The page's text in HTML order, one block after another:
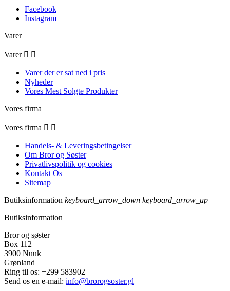
Facebook
Instagram
Varer
Varer  
Varer der er sat ned i pris
Nyheder
Vores Mest Solgte Produkter
Vores firma
Vores firma  
Handels- & Leveringsbetingelser
Om Bror og Søster
Privatlivspolitik og cookies
Kontakt Os
Sitemap
Butiksinformation keyboard_arrow_down keyboard_arrow_up
Butiksinformation
Bror og søster
Box 112
3900 Nuuk
Grønland
Ring til os: +299 583902
Send os en e-mail: info@brorogsoster.gl